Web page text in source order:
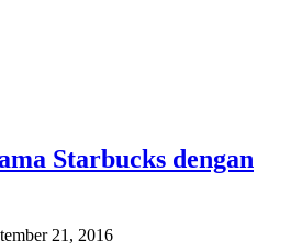
Starbucks dengan
21, 2016